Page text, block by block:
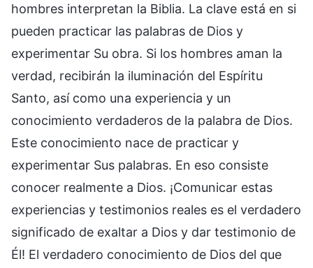
hombres interpretan la Biblia. La clave está en si
pueden practicar las palabras de Dios y
experimentar Su obra. Si los hombres aman la
verdad, recibirán la iluminación del Espíritu
Santo, así como una experiencia y un
conocimiento verdaderos de la palabra de Dios.
Este conocimiento nace de practicar y
experimentar Sus palabras. En eso consiste
conocer realmente a Dios. ¡Comunicar estas
experiencias y testimonios reales es el verdadero
significado de exaltar a Dios y dar testimonio de
Él! El verdadero conocimiento de Dios del que